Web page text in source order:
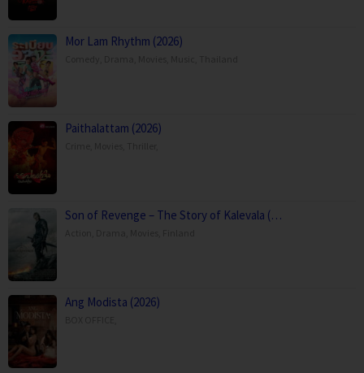
Mor Lam Rhythm (2026)
Paithalattam (2026)
Son of Revenge – The Story of Kalevala (…
Ang Modista (2026)